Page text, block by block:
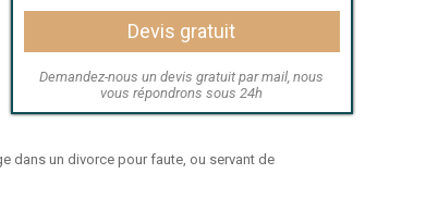
Devis gratuit
Demandez-nous un devis gratuit par mail, nous
vous répondrons sous 24h
dans un divorce pour faute, ou servant de